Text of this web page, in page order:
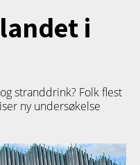
i
stranddrink? Folk flest
ny undersøkelse